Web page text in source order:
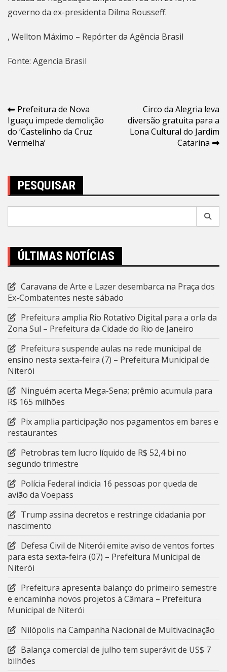
governo da ex-presidenta Dilma Rousseff.
, Wellton Máximo – Repórter da Agência Brasil
Fonte: Agencia Brasil
Navegação
de
Post
Prefeitura de Nova
Iguaçu impede demolição
do ‘Castelinho da Cruz
Vermelha’
Circo da Alegria leva
diversão gratuita para a
Lona Cultural do Jardim
Catarina
PESQUISAR
ÚLTIMAS NOTÍCIAS
Caravana de Arte e Lazer desembarca na Praça dos
Ex-Combatentes neste sábado
Prefeitura amplia Rio Rotativo Digital para a orla da
Zona Sul – Prefeitura da Cidade do Rio de Janeiro
Prefeitura suspende aulas na rede municipal de
ensino nesta sexta-feira (7) – Prefeitura Municipal de
Niterói
Ninguém acerta Mega-Sena; prêmio acumula para
R$ 165 milhões
Pix amplia participação nos pagamentos em bares e
restaurantes
Petrobras tem lucro líquido de R$ 52,4 bi no
segundo trimestre
Polícia Federal indicia 16 pessoas por queda de
avião da Voepass
Trump assina decretos e restringe cidadania por
nascimento
Defesa Civil de Niterói emite aviso de ventos fortes
para esta sexta-feira (07) – Prefeitura Municipal de
Niterói
Prefeitura apresenta balanço do primeiro semestre
e encaminha novos projetos à Câmara – Prefeitura
Municipal de Niterói
Nilópolis na Campanha Nacional de Multivacinação
Balança comercial de julho tem superávit de US$ 7
bilhões